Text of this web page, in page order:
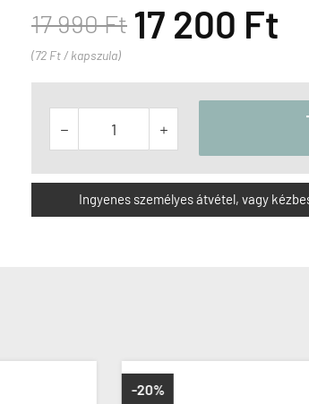
17 990 Ft 17 200 Ft
(72 Ft / kapszula)
 
Ingyenes személyes átvétel, vagy
-20%